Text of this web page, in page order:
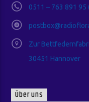
0511 – 763 891 95
Zur
30451 Hannover
Über uns